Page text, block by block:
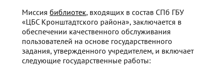
Миссия библиотек, входящих в состав СПб ГБУ
«ЦБС Кронштадтского района», заключается в
обеспечении качественного обслуживания
пользователей на основе государственного
задания, утвержденного учредителем, и включает
следующие государственные работы: